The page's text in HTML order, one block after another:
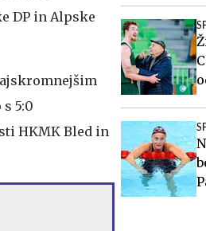
DP in Alpske
5:0
HKMK Bled in